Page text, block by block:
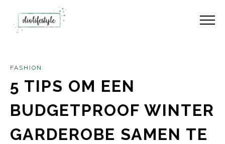
FASHION
5 TIPS OM EEN
BUDGETPROOF WINTER
GARDEROBE SAMEN TE